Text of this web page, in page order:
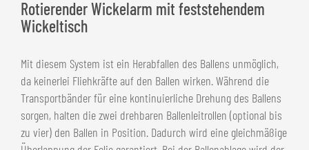
Rotierender Wickelarm mit feststehendem
Wickeltisch
Mit diesem System ist ein Herabfallen des Ballens unmöglich,
da keinerlei Fliehkräfte auf den Ballen wirken. Während die
Transportbänder für eine kontinuierliche Drehung des Ballens
sorgen, halten die zwei drehbaren Ballenleitrollen (optional bis
zu vier) den Ballen in Position. Dadurch wird eine gleichmäßige